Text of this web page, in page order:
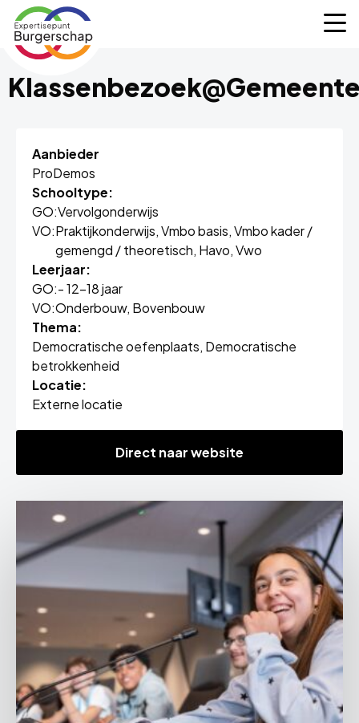
Expertisepunt
Burgerschap
Aanbieder
ProDemos
Schooltype:
GO:Vervolgonderwijs
VO:Praktijkonderwijs,Vmbo basis,Vmbo kader /
gemengd / theoretisch, Havo,Vwo
Leerjaar:
GO:- 12-18 jaar
VO:Onderbouw, Bovenbouw
Thema:
Democratische oefenplaats, Democratische
betrokkenheid
Locatie:
Externe locatie
Direct naar website